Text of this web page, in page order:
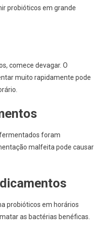
probióticos em grande
comece devagar. O
muito rapidamente pode
foram
malfeita pode causar
probióticos em horários
as bactérias benéficas.